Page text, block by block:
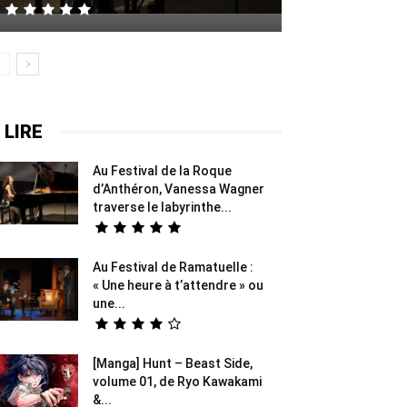
Au Festival de la Roque
d’Anthéron, Vanessa Wagner
traverse le labyrinthe...
Au Festival de Ramatuelle :
« Une heure à t’attendre » ou
une...
[Manga] Hunt – Beast Side,
volume 01, de Ryo Kawakami
&...